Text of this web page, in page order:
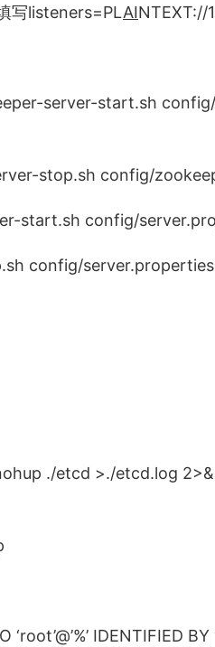
写listeners=PLAINTEXT://
server-start.sh
stop.sh config/
start.sh config/
config/server.properties
./etcd >./etcd.log
IDENTIFIED BY